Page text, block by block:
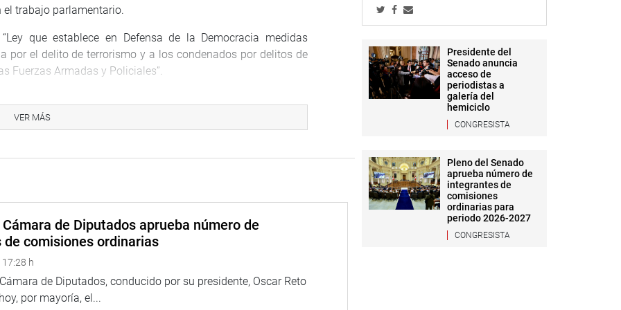
trabajo parlamentario.
que establece en Defensa de la Democracia medidas
por el delito de terrorismo y a los condenados por delitos de
Fuerzas Armadas y Policiales”.
al Ministro de Educación.
Miyashiro.
al cumplirse este 12 de setiembre la captura del cabecilla
hace 26 años(1992), hizo una remembranza ante decenas de
país en la década de 1980, recomendando a los
porque actualmente algunas organizaciones de
aparentemente revolucionaria.
de la Embajada de Japón por parte del grupo terrorista
de la operación de los comandos Chavín de Huántar para el
VER MÁS
de Diputados aprueba número de
comisiones ordinarias
h
de Diputados, conducido por su presidente, Oscar Reto
por mayoría, el...
Presidente del
Senado anuncia
acceso de
periodistas a
galería del
hemiciclo
CONGRESISTA
Pleno del Senado
aprueba número de
integrantes de
comisiones
ordinarias para
periodo 2026-2027
CONGRESISTA